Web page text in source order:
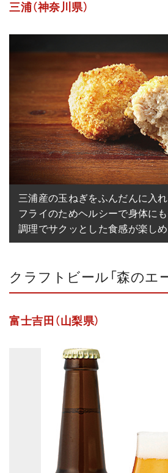
三浦（神奈川県）
三浦産の玉ねぎをふんだんに入
フライのためヘルシーで身体に
調理でサクッとした食感が楽しめ
クラフトビール「森のエ
富士吉田（山梨県）